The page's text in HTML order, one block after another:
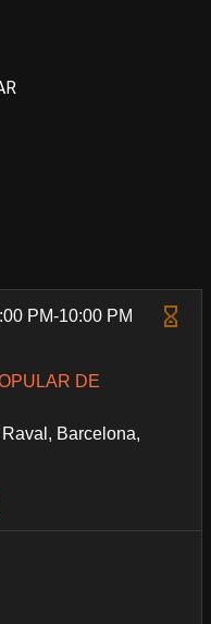
PM-10:00 PM
DE
Barcelona,